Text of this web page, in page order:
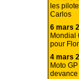
les
Carlos
6 mars
Mondial
pour
4 mars
Moto
devance